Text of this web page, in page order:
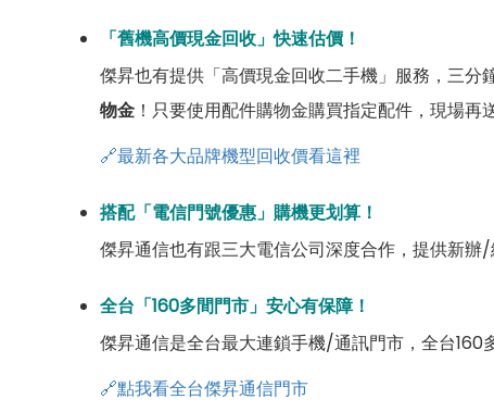
「舊機高價現金回收」快速估價！
傑昇也有提供「高價現金回收二手機」服務，三
物金 ！只要使用配件購物金購買指定配件，現場再
🔗最新各大品牌機型回收價看這裡
搭配「電信門號優惠」購機更划算！
傑昇通信也有跟三大電信公司深度合作，提供新
全台「160多間門市」安心有保障！
傑昇通信是全台最大連鎖手機/通訊門市，全台
🔗點我看全台傑昇通信門市